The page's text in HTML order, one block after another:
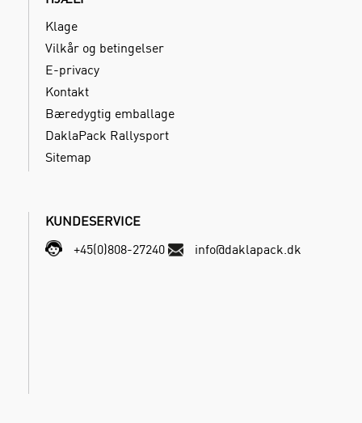
Klage
Vilkår og betingelser
E-privacy
Kontakt
Bæredygtig emballage
DaklaPack Rallysport
Sitemap
KUNDESERVICE
+45(0)808-27240
info@daklapack.dk